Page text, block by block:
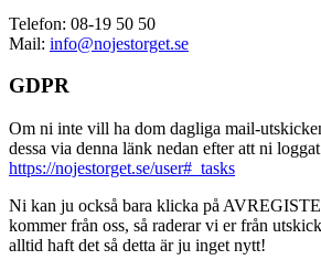
Telefon: 08-19 50 50
Mail: info@nojestorget.se
GDPR
Om ni inte vill ha dom dagliga mail-
dessa via denna länk nedan efter att ni
https://nojestorget.se/user#_tasks
Ni kan ju också bara klicka på
kommer från oss, så raderar vi er från
alltid haft det så detta är ju inget nytt!